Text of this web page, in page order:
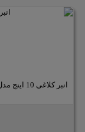
انبر کلاغی 10 اینچ مدل T5014-10 توسن